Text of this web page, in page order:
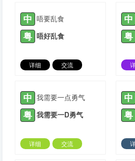
中 唔要乱食
粤 唔好乱食
详细
交流
中
粤
中 我需要一点勇气
粤 我需要一D勇气
详细
交流
中
粤